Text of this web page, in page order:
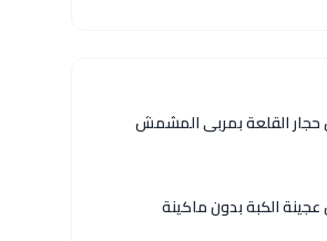
القلعة بمربى المشمش
الكبة بدون ماكينة